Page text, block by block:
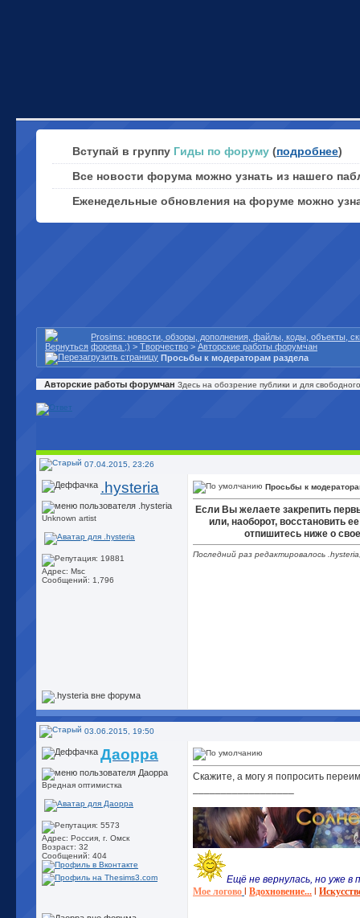
Вступай в группу Гиды по форуму (подробнее)
Все новости форума можно узнать из нашего
Еженедельные обновления на форуме можно
Prosims: новости, обзоры, дополнения, файлы, коды, объекты,
форева ;) > Творчество > Авторские работы форумчан
Просьбы к модераторам раздела
Авторские работы форумчан Здесь на обозрение публики и для
07.04.2015, 23:26
.hysteria
Unknown artist
Адрес: Msc
Сообщений: 1,796
Просьбы к
Если Вы желаете закрепить
или, наоборот, восстановить
отпишитесь ниже о
Последний раз редактировалось
03.06.2015, 19:50
Даорра
Вредная оптимистка
Адрес: Россия, г. Омск
Возраст: 32
Сообщений: 404
Скажите, а могу я попросить
Ещё не вернулась, но уже в
Мое логово
Вдохновение...